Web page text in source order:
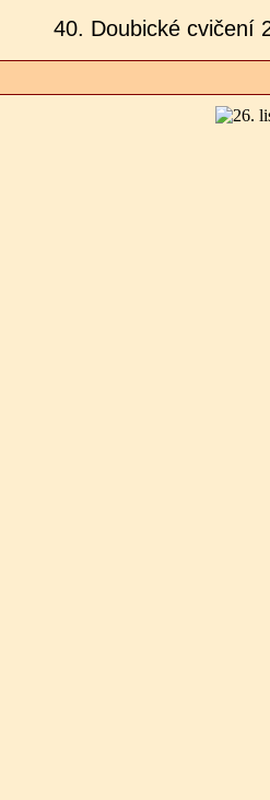
40. Doubické cvičení